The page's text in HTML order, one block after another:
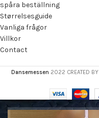
spåra beställning
Størrelsesguide
Vanliga frågor
Villkor
Contact
Dansemessen 2022 CREATED BY